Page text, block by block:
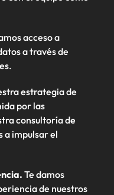
acceso a
a través de
estrategia de
por las
consultoría de
a impulsar el
Te damos
de nuestros